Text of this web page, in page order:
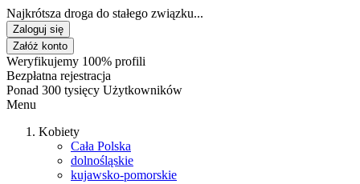
Najkrótsza droga do stałego związku...
Zaloguj się
Załóż konto
Weryfikujemy 100% profili
Bezpłatna rejestracja
Ponad 300 tysięcy Użytkowników
Menu
Kobiety
Cała Polska
dolnośląskie
kujawsko-pomorskie